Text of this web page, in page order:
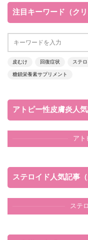
注目キーワード（クリ
皮むけ 回復症状 ステ
糖鎖栄養素サプリメント
アトピー性皮膚炎人気
アト
ステロイド人気記事（
ステ